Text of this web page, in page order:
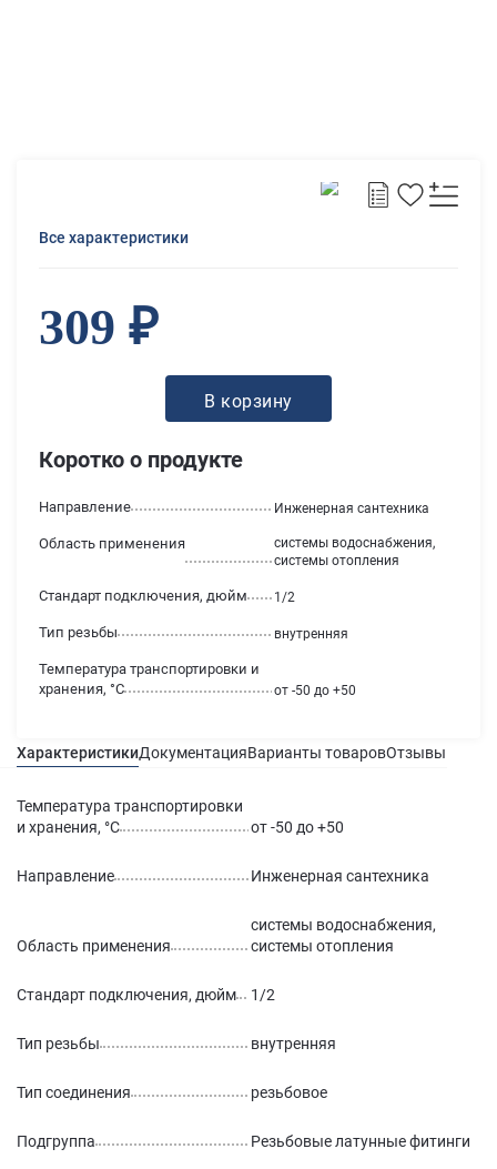
Коротко о продукте
Температура транспортировки и
хранения, °С
от -50 до +50
Направление Инженерная сантехника
Область применения
системы водоснабжения,
системы отопления
Стандарт подключения, дюйм 1/2
Тип резьбы внутренняя
Все характеристики
309 ₽
В корзину
ХарактеристикиДокументацияВарианты товаровОтзывы
Температура транспортировки
и хранения, °С
от -50 до +50
Направление Инженерная сантехника
Область применения
системы водоснабжения,
системы отопления
Стандарт подключения, дюйм 1/2
Тип резьбы внутренняя
Тип соединения резьбовое
Подгруппа Резьбовые латунные фитинги